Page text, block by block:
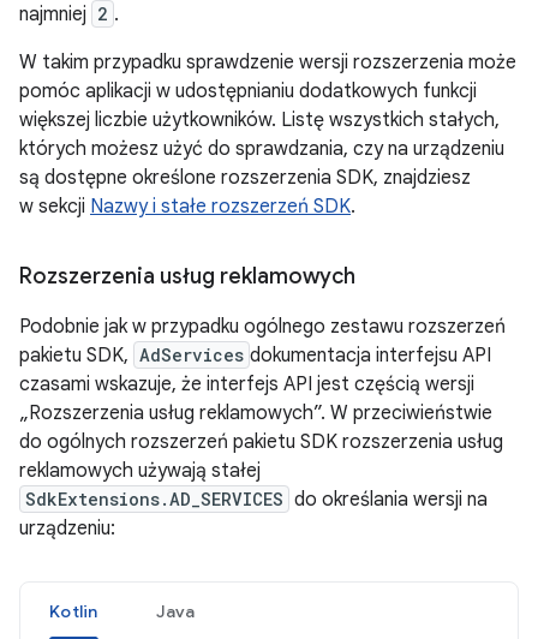
najmniej 2 .
W takim przypadku sprawdzenie wersji rozszerzenia może
pomóc aplikacji w udostępnianiu dodatkowych funkcji
większej liczbie użytkowników. Listę wszystkich stałych,
których możesz użyć do sprawdzania, czy na urządzeniu
są dostępne określone rozszerzenia SDK, znajdziesz
w sekcji Nazwy i stałe rozszerzeń SDK.
Rozszerzenia usług reklamowych
Podobnie jak w przypadku ogólnego zestawu rozszerzeń
pakietu SDK, AdServices dokumentacja interfejsu API
czasami wskazuje, że interfejs API jest częścią wersji
„Rozszerzenia usług reklamowych”. W przeciwieństwie
do ogólnych rozszerzeń pakietu SDK rozszerzenia usług
reklamowych używają stałej
SdkExtensions.AD_SERVICES do określania wersji na
urządzeniu:
Kotlin Java